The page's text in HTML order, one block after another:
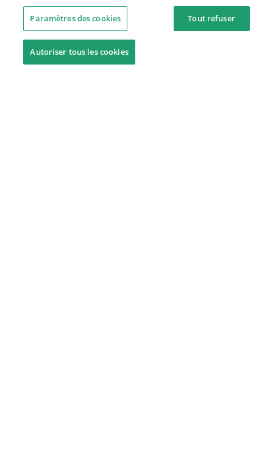
Paramètres des cookies Tout refuser
Autoriser tous les cookies